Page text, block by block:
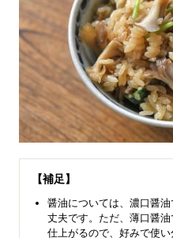
【補足】
醤油については、濃口醤
丈夫です。ただ、薄口醤
仕上がるので、好みで使い